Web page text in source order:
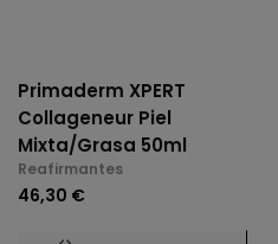
Primaderm XPERT
Collageneur Piel
Mixta/grasa 50ml
Reafirmantes
46,30 €